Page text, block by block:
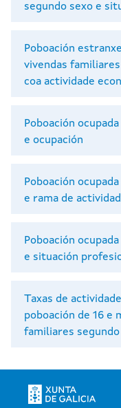
segundo sexo e
Poboación
vivendas
coa actividade
Poboación
e ocupación
Poboación
e rama de
Poboación
e situación
Taxas de
poboación de 16 e
familiares segundo